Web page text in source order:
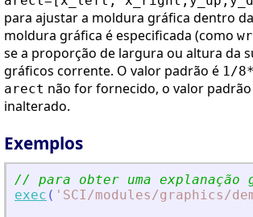
para ajustar a moldura gráfica dentro
moldura gráfica é especificada (como
se a proporção de largura ou altura da
gráficos corrente. O valor padrão é 1/
arect não for fornecido, o valor
inalterado.
Exemplos
// para obter uma explanação
exec ( ' SCI/modules/graphics/